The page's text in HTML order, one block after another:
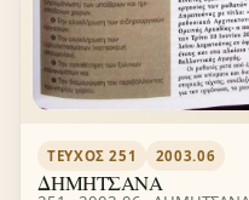
ΤΕΎΧΟΣ 251 2003.06
ΔΗΜΗΤΣΑΝΑ